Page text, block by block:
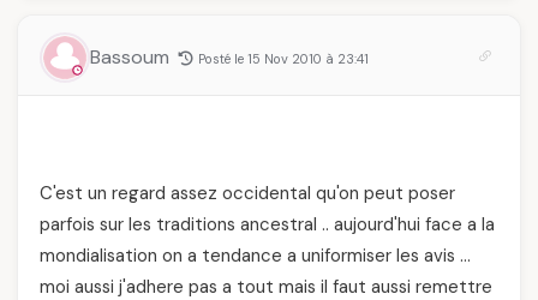
Bassoum Posté le 15 Nov 2010 à 23:41
C'est un regard assez occidental qu'on peut poser
parfois sur les traditions ancestral .. aujourd'hui face a la
mondialisation on a tendance a uniformiser les avis …
moi aussi j'adhere pas a tout mais il faut aussi remettre